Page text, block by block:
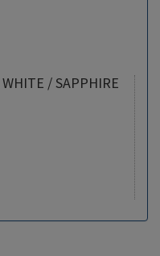
/ SAPPHIRE